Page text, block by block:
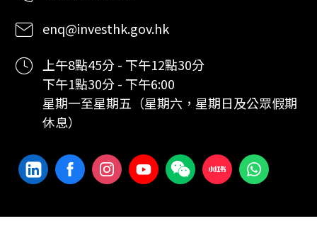
enq@investhk.gov.hk
上午8點45分 - 下午12點30分
下午1點30分 - 下午6:00
星期一至星期五（星期六，星期日及公眾假期
休息）